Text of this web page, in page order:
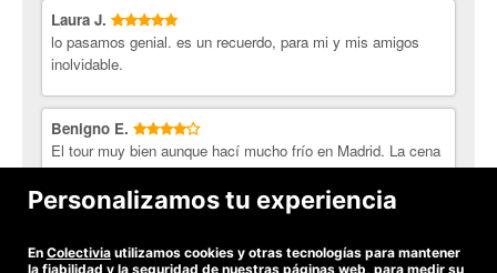
Laura J.
lo pasamos genial. es un recuerdo, para mi y mis amigos
inolvidable.
Benigno E.
El tour muy bien aunque hací mucho frío en Madrid. La cena
muy buena y el sitio acogedor, a pesar del frío. Lo que faltó
es que te dejan en el restaurante y no te vuelven al lugar de
encuentro. Puntualidad, sin problemas.
Ver todas las opiniones
Personalizamos tu experiencia
En Colectivia utilizamos cookies y otras tecnologías para mantener
la fiabilidad y la seguridad de nuestras páginas web, para medir su